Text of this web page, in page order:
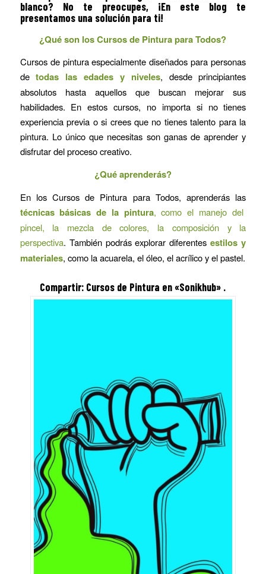
blanco? No te preocupes, ¡En este blog te
presentamos una solución para ti!
¿Qué son los Cursos de Pintura para Todos?
Cursos de pintura especialmente diseñados para personas
detodas las edades y niveles, desde principiantes
absolutos hasta aquellos que buscan mejorar sus
habilidades. En estos cursos, no importa si no tienes
experiencia previa o si crees que no tienes talento para la
pintura. Lo único que necesitas son ganas de aprender y
disfrutar del proceso creativo.
¿Qué aprenderás?
En los Cursos de Pintura para Todos, aprenderás las
técnicas básicas de la pintura, como el manejo del
pincel, la mezcla de colores, la composición y la
perspectiva. También podrás explorar diferentesestilos y
materiales, como la acuarela, el óleo, el acrílico y el pastel.
Compartir: Cursos de Pintura en «Sonikhub» .